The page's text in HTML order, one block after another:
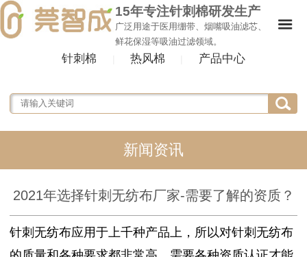
15年专注针刺棉研发生产
广泛用途于医用绷带、烟嘴吸油滤芯、
鲜花保湿等吸油过滤领域。
针刺棉 热风棉 产品中心
新闻资讯
2021年选择针刺无纺布厂家-需要了解的资质？
针刺无纺布应用于上千种产品上，所以对针刺无纺布